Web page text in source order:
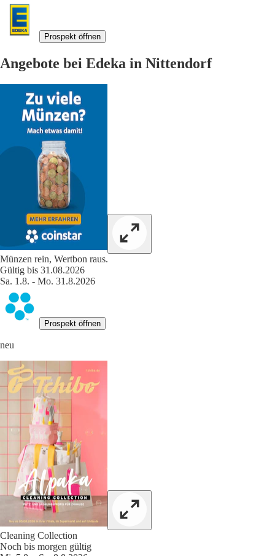
Prospekt öffnen
Angebote bei Edeka in Nittendorf
Münzen rein, Wertbon raus.
Gültig bis 31.08.2026
Sa. 1.8. - Mo. 31.8.2026
Prospekt öffnen
neu
Cleaning Collection
Noch bis morgen gültig